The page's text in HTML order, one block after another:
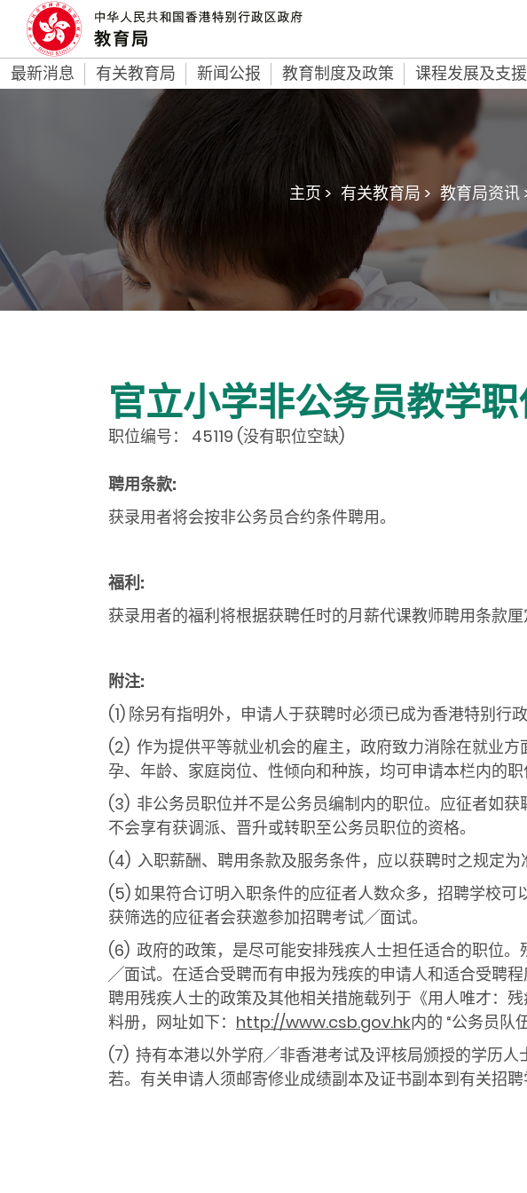
最新消息 有关教育局 新闻公报 教育制度及政策 课程发展及支援
主页 > 有关教育局 > 教育局资讯
官立小学非公务员教学
职位编号： 45119 (没有职位空缺)
聘用条款:
获录用者将会按非公务员合约条件聘用。
福利:
获录用者的福利将根据获聘任时的月薪代课教师聘用条款厘
附注:
(1) 除另有指明外，申请人于获聘时必须已成为香港特别行
(2) 作为提供平等就业机会的雇主，政府致力消除在就业
孕、年龄、家庭岗位、性倾向和种族，均可申请本栏内的职
(3) 非公务员职位并不是公务员编制内的职位。应征者如
不会享有获调派、晋升或转职至公务员职位的资格。
(4) 入职薪酬、聘用条款及服务条件，应以获聘时之规定为
(5) 如果符合订明入职条件的应征者人数众多，招聘学校
获筛选的应征者会获邀参加招聘考试╱面试。
(6) 政府的政策，是尽可能安排残疾人士担任适合的职位
╱面试。在适合受聘而有申报为残疾的申请人和适合受聘
聘用残疾人士的政策及其他相关措施载列于《用人唯才：
料册，网址如下： http://www.csb.gov.hk内的 “公务员队
(7) 持有本港以外学府╱非香港考试及评核局颁授的学历人
若。有关申请人须邮寄修业成绩副本及证书副本到有关招聘